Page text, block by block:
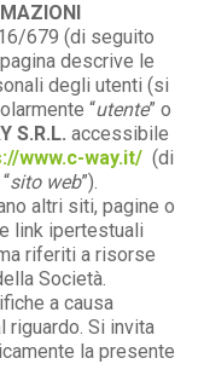
679 (di seguito
descrive le
degli utenti (si
“utente” o
S.R.L. accessibile
www.c-way.it/(di
sito web”).
altri siti, pagine o
link ipertestuali
riferiti a risorse
Società.
a causa
riguardo. Si invita
la presente